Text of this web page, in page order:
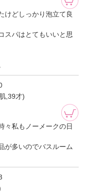
けどしっかり泡立て良
スパはとてもいいと思
,39才)
々私もノーメークの日
が多いのでバスルーム